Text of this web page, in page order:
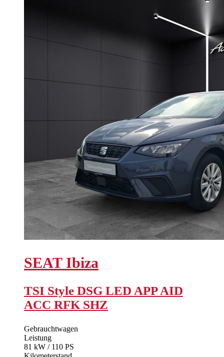
SEAT Ibiza
TSI Style DSG LED APP AID
ACC RFK SHZ
Gebrauchtwagen
Leistung
81 kW / 110 PS